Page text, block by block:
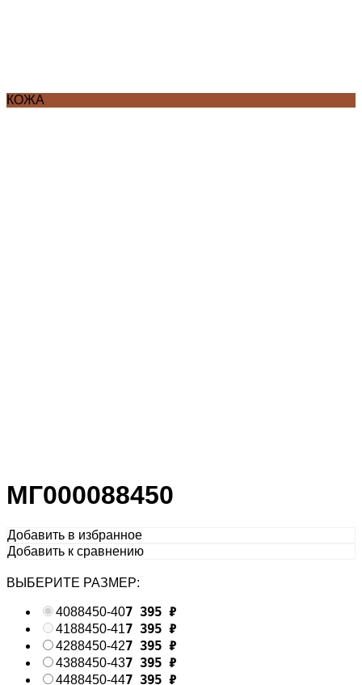
КОЖА
МГ000088450
Добавить в избранное
Добавить к сравнению
ВЫБЕРИТЕ РАЗМЕР:
4088450-407 395 ₽
4188450-417 395 ₽
4288450-427 395 ₽
4388450-437 395 ₽
4488450-447 395 ₽